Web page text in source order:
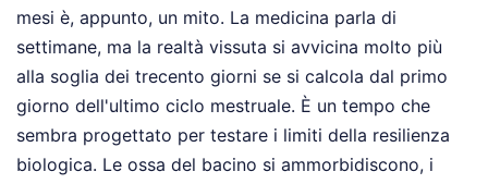
mesi è, appunto, un mito. La medicina parla di
settimane, ma la realtà vissuta si avvicina molto più
alla soglia dei trecento giorni se si calcola dal primo
giorno dell'ultimo ciclo mestruale. È un tempo che
sembra progettato per testare i limiti della resilienza
biologica. Le ossa del bacino si ammorbidiscono, i